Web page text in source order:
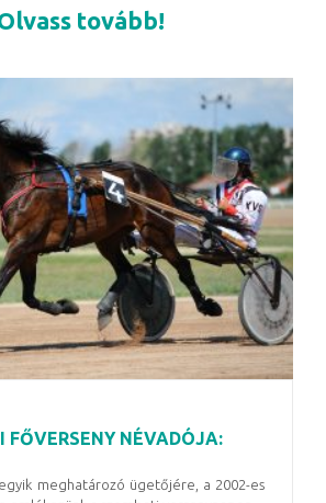
tovább!
FŐVERSENY NÉVADÓJA:
meghatározó ügetőjére, a 2002-es